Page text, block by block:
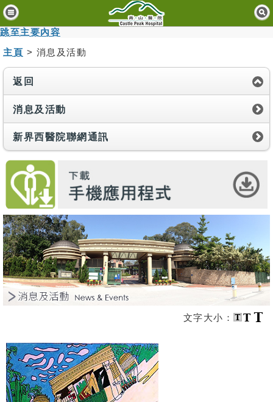
跳至主要內容
主
頁
病
人
與
訪
客
醫
服
務
精
神
健
康
資
訊
消
息
動
關
於
我
主頁 > 消息及活動
返回
消息及活動
新界西醫院聯網通訊
文字大小：